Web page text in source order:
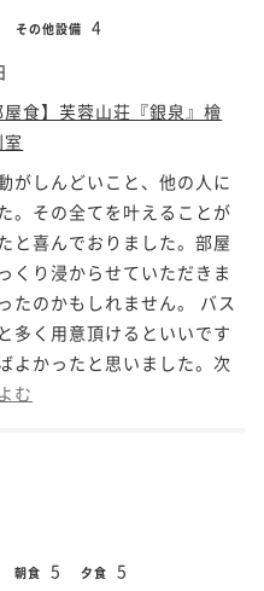
その他設備 4
屋食】芙蓉山荘『銀泉』檜
がしんどいこと、他の人に
。その全てを叶えることが
と喜んでおりました。部屋
くり浸からせていただきま
たのかもしれません。 バス
多く用意頂けるといいです
よかったと思いました。次
む
朝食 5 夕食 5